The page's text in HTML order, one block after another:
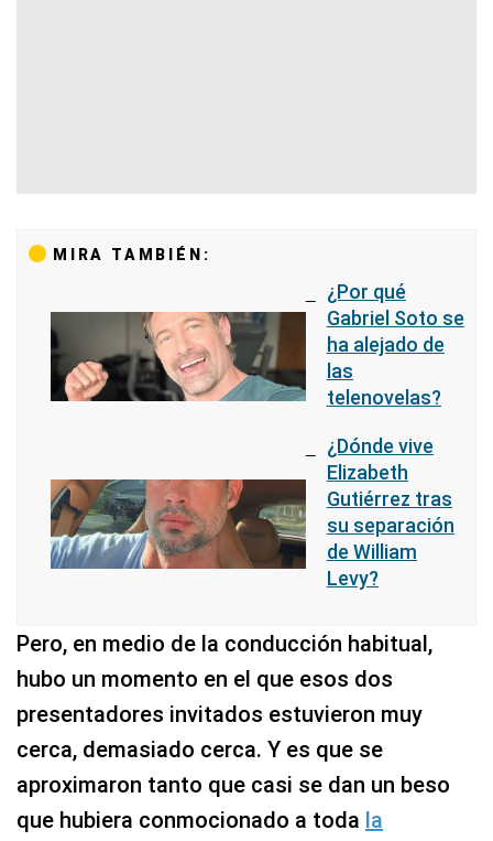
MIRA TAMBIÉN:
¿Por qué
Gabriel Soto se
ha alejado de
las
telenovelas?
¿Dónde vive
Elizabeth
Gutiérrez tras
su separación
de William
Levy?
Pero, en medio de la conducción habitual,
hubo un momento en el que esos dos
presentadores invitados estuvieron muy
cerca, demasiado cerca. Y es que se
aproximaron tanto que casi se dan un beso
que hubiera conmocionado a toda la